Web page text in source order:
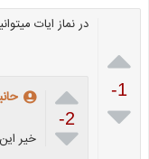

-1

در نماز ایات

-2
 خیر